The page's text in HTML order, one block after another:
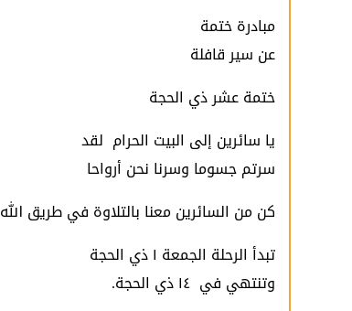
مبادرة ختمة
عن سير قافلة
ختمة عشر ذي الحجة
يا سائرين إلى البيت الحرام لقد
سرتم جسوما وسرنا نحن أرواحا
كن من السائرين معنا بالتلاوة في طريق الله
تبدأ الرحلة الجمعة ١ ذي الحجة
وتنتهي في ١٤ ذي الحجة.